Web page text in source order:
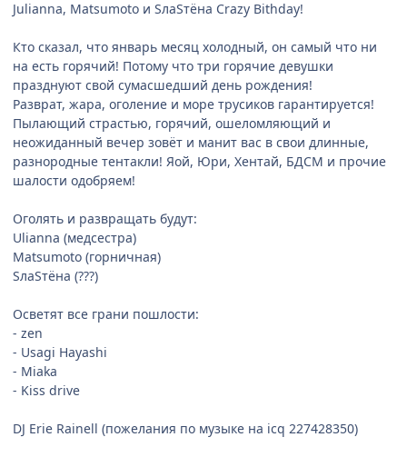
Julianna, Matsumoto и SлаSтёна Crazy Bithday!
Кто сказал, что январь месяц холодный, он самый что ни
на есть горячий! Потому что три горячие девушки
празднуют свой сумасшедший день рождения!
Разврат, жара, оголение и море трусиков гарантируется!
Пылающий страстью, горячий, ошеломляющий и
неожиданный вечер зовёт и манит вас в свои длинные,
разнородные тентакли! Яой, Юри, Хентай, БДСМ и прочие
шалости одобряем!
Оголять и развращать будут:
Ulianna (медсестра)
Matsumoto (горничная)
SлаSтёна (???)
Осветят все грани пошлости:
- zen
- Usagi Hayashi
- Miaka
- Kiss drive
DJ Erie Rainell (пожелания по музыке на icq 227428350)